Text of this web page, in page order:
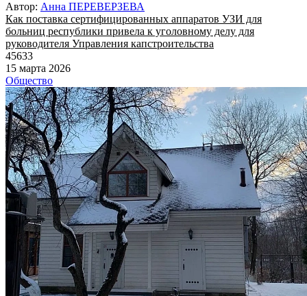
Автор: Анна ПЕРЕВЕРЗЕВА
Как поставка сертифицированных аппаратов УЗИ для
больниц республики привела к уголовному делу для
руководителя Управления капстроительства
45633
15 марта 2026
Общество